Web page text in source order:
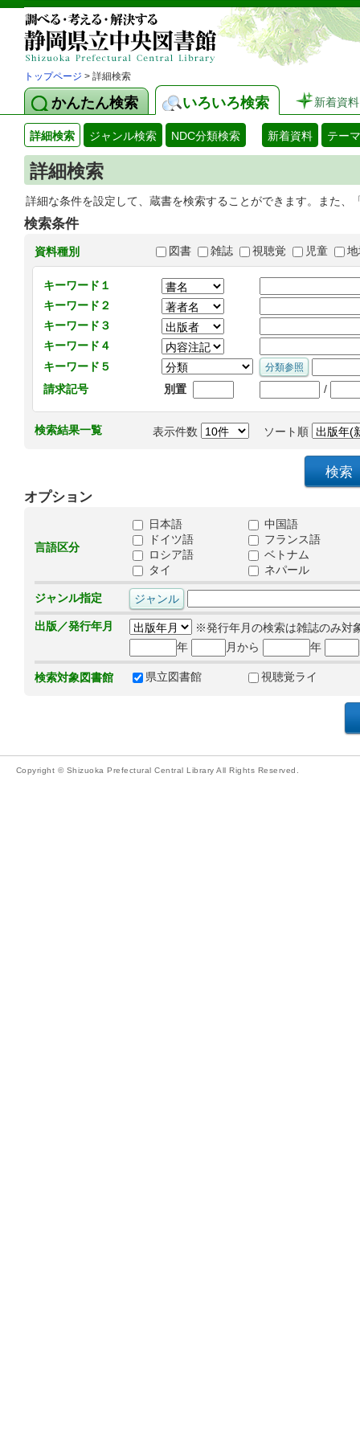
トップページ > 詳細検索
かんたん検索 いろいろ検索 新着資料
詳細検索 ジャンル検索 NDC分類検索 新着資料 テー
詳細検索
詳細な条件を設定して、蔵書を検索することができます。また
検索条件
資料種別 図書 雑誌 視聴覚 児童
キーワード１
キーワード２
キーワード３
キーワード４
キーワード５
請求記号
別置 /
検索結果一覧 表示件数 ソート順
オプション
言語区分
日本語
中国語
ドイツ語
フランス語
ロシア語
ベトナム
タイ
ネパール
ジャンル指定
出版／発行年月
※発行年月の検索は雑誌のみ対
年
月から 年
検索対象図書館 県立図書館 視聴覚ライ
Copyright © Shizuoka Prefectural Central Library All Rights Reserved.